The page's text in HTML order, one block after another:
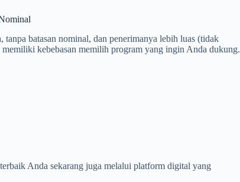
tanpa batasan nominal, dan penerimanya lebih luas (tidak
memiliki kebebasan memilih program yang ingin Anda dukung.
Anda sekarang juga melalui platform digital yang